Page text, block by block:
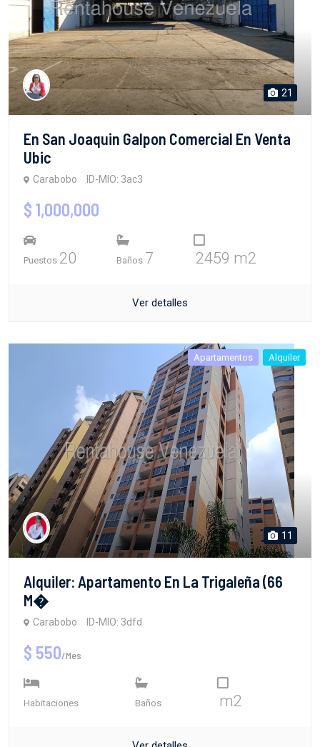
21
En San Joaquin Galpon Comercial En Venta
Ubic
Carabobo ID-MIO: 3ac3
$ 1,000,000
Puestos 20 Baños 7 2459 m2
Ver detalles
Apartamentos Alquiler
11
Alquiler: Apartamento En La Trigaleña (66
M�
Carabobo ID-MIO: 3dfd
$ 550/Mes
Habitaciones Baños m2